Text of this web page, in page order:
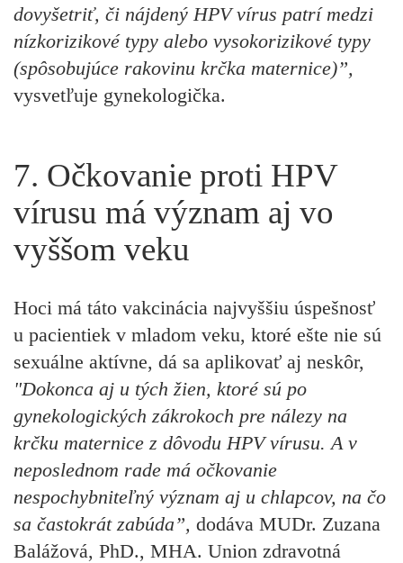
dovyšetriť, či nájdený HPV vírus patrí medzi
nízkorizikové typy alebo vysokorizikové typy
(spôsobujúce rakovinu krčka maternice)”,
vysvetľuje gynekologička.
7. Očkovanie proti HPV
vírusu má význam aj vo
vyššom veku
Hoci má táto vakcinácia najvyššiu úspešnosť
u pacientiek v mladom veku, ktoré ešte nie sú
sexuálne aktívne, dá sa aplikovať aj neskôr,
"Dokonca aj u tých žien, ktoré sú po
gynekologických zákrokoch pre nálezy na
krčku maternice z dôvodu HPV vírusu. A v
neposlednom rade má očkovanie
nespochybniteľný význam aj u chlapcov, na čo
sa častokrát zabúda”, dodáva MUDr. Zuzana
Balážová, PhD., MHA. Union zdravotná